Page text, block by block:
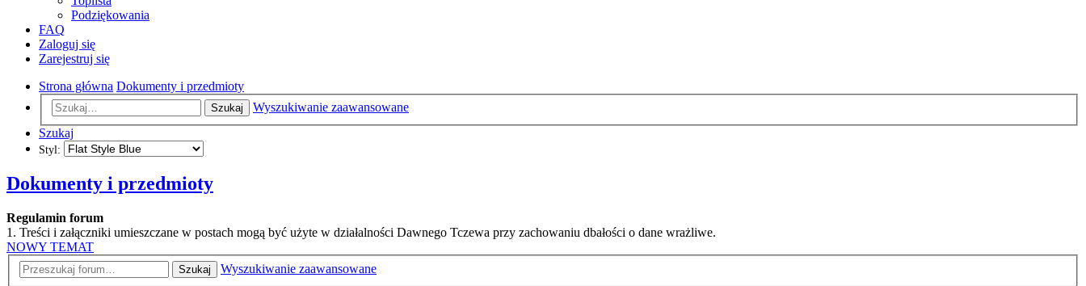
Podziękowania
FAQ
Zaloguj się
Zarejestruj się
Strona główna Dokumenty i przedmioty
Szukaj
Wyszukiwanie zaawansowane
Szukaj
Styl:
Dokumenty i przedmioty
Regulamin forum
1. Treści i załączniki umieszczane w postach mogą być użyte w działalności Dawnego Tczewa przy zachowaniu dbałości o dane wrażliwe.
NOWY TEMAT
Szukaj
Wyszukiwanie zaawansowane